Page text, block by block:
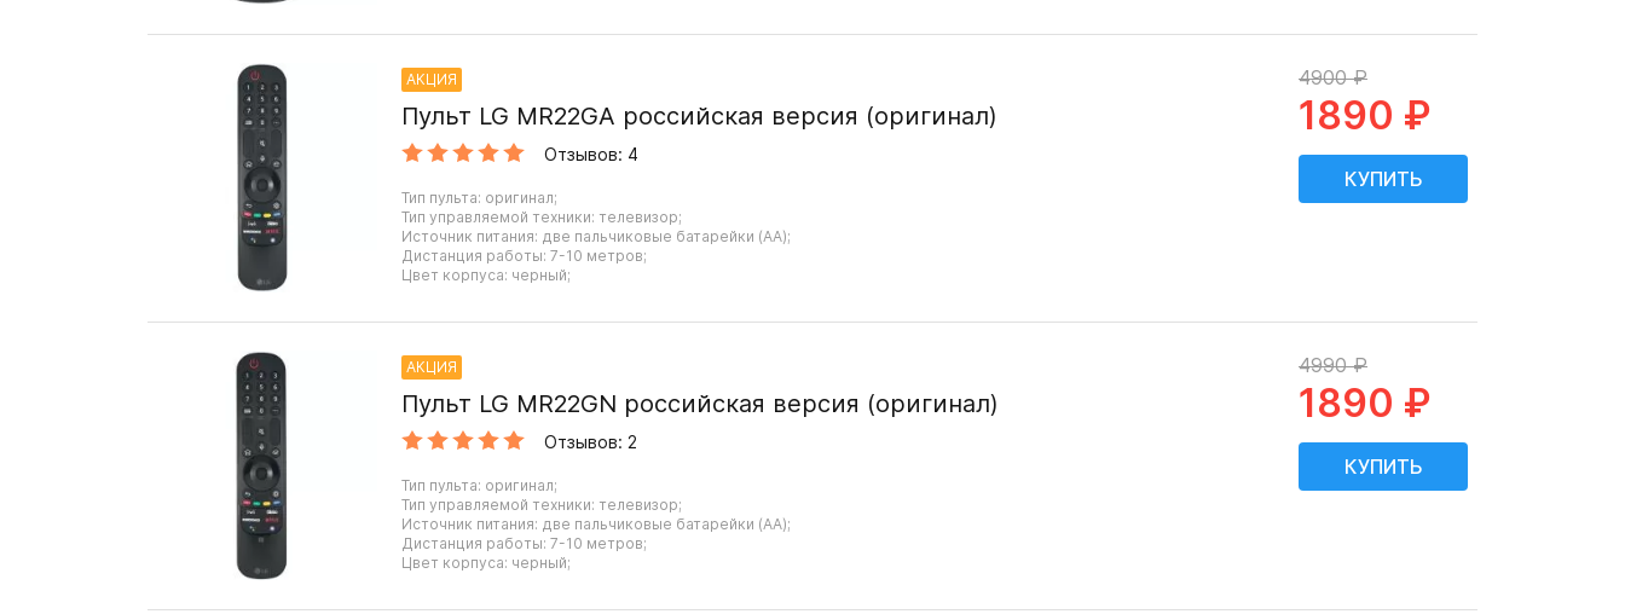
АКЦИЯ
Пульт LG MR22GA российская версия (оригинал)
Отзывов: 4
Тип пульта: оригинал;
Тип управляемой техники: телевизор;
Источник питания: две пальчиковые батарейки (AA);
Дистанция работы: 7-10 метров;
Цвет корпуса: черный;
4900 ₽
1890 ₽
АКЦИЯ
Пульт LG MR22GN российская версия (оригинал)
Отзывов: 2
Тип пульта: оригинал;
Тип управляемой техники: телевизор;
Источник питания: две пальчиковые батарейки (AA);
Дистанция работы: 7-10 метров;
Цвет корпуса: черный;
4990 ₽
1890 ₽